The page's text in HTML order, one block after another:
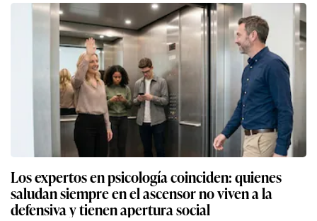
Los expertos en psicología coinciden: quienes
saludan siempre en el ascensor no viven a la
defensiva y tienen apertura social